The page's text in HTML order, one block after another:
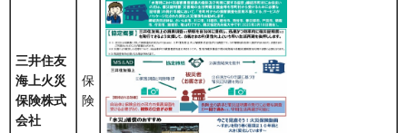
三井住友
海上火災
保険株式
会社
保
険